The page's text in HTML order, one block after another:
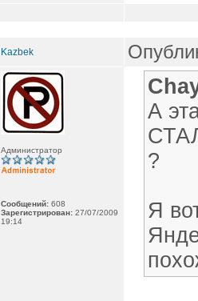
Kazbek
Администратор
Сообщений: 608
Зарегистрирован: 27/07/2009
19:14
А
?
Я